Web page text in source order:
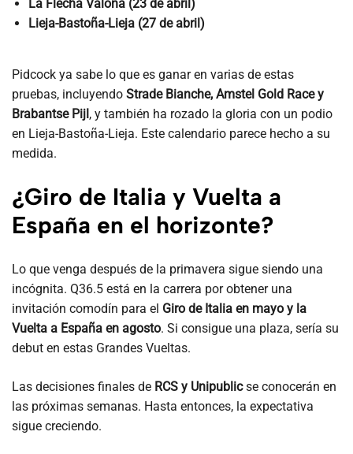
La Flecha Valona (23 de abril)
Lieja-Bastoña-Lieja (27 de abril)
Pidcock ya sabe lo que es ganar en varias de estas
pruebas, incluyendo Strade Bianche, Amstel Gold Race y
Brabantse Pijl , y también ha rozado la gloria con un podio
en Lieja-Bastoña-Lieja. Este calendario parece hecho a su
medida.
¿Giro de Italia y Vuelta a
España en el horizonte?
Lo que venga después de la primavera sigue siendo una
incógnita. Q36.5 está en la carrera por obtener una
invitación comodín para el Giro de Italia en mayo y la
Vuelta a España en agosto. Si consigue una plaza, sería su
debut en estas Grandes Vueltas.
Las decisiones finales de RCS y Unipublicse conocerán en
las próximas semanas. Hasta entonces, la expectativa
sigue creciendo.